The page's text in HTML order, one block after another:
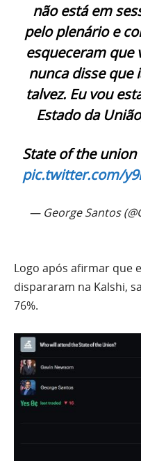
não está em
pelo plenário e
esqueceram que
nunca disse que
talvez. Eu vou
Estado da
State of the union
pic.twitter.com/
— George Santos
Logo após afirmar que
dispararam na Kalshi,
76%.